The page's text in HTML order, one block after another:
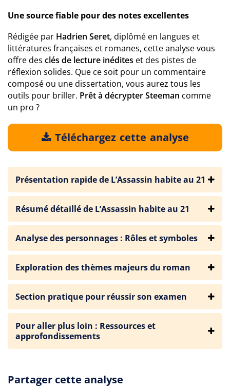
Une source fiable pour des notes excellentes
Rédigée par Hadrien Seret, diplômé en langues et
littératures françaises et romanes, cette analyse vous
offre des clés de lecture inédites et des pistes de
réflexion solides. Que ce soit pour un commentaire
composé ou une dissertation, vous aurez tous les
outils pour briller. Prêt à décrypter Steeman comme
un pro ?
Téléchargez cette analyse
Présentation rapide de L’Assassin habite au 21
Résumé détaillé de L’Assassin habite au 21
Analyse des personnages : Rôles et symboles
Exploration des thèmes majeurs du roman
Section pratique pour réussir son examen
Pour aller plus loin : Ressources et
approfondissements
Partager cette analyse